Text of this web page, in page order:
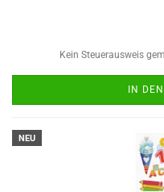
Kein Steuerausweis
IN
NEU